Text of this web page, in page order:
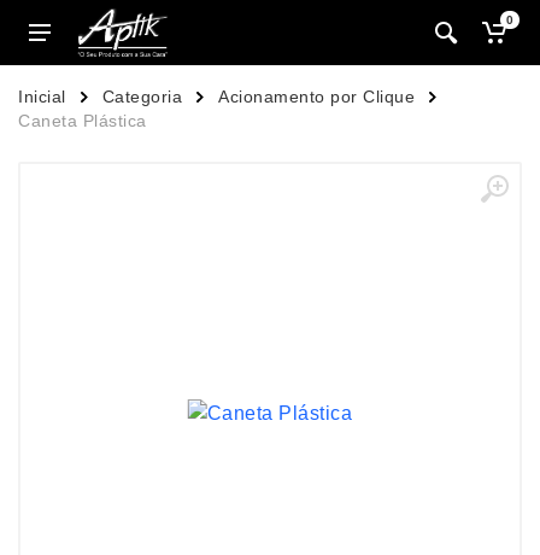
0
Inicial Categoria
Acionamento por Clique
Caneta Plástica